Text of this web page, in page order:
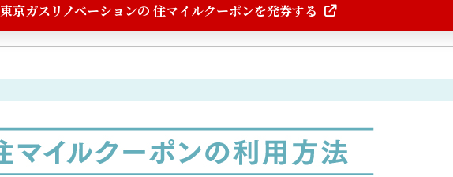
東京ガスリノベーションの 住マイルクーポンを発券する